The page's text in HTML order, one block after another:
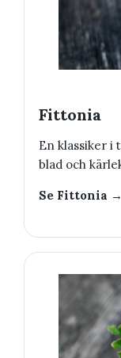
Fittonia
En klassiker i
blad och
Se Fittonia →